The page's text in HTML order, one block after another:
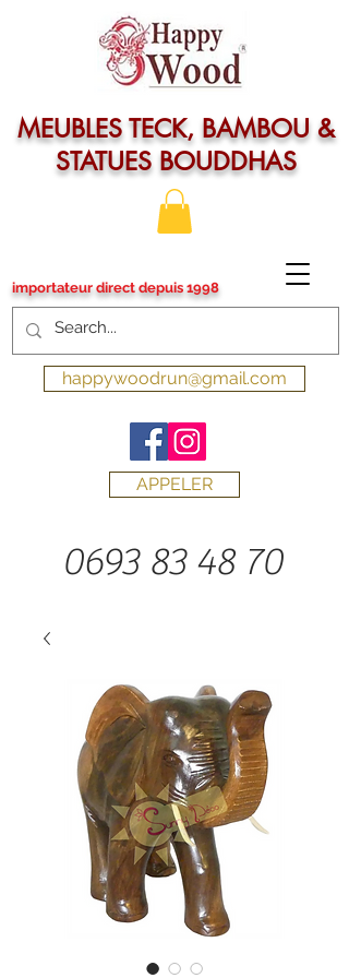
MEUBLES TECK, BAMBOU &
STATUES BOUDDHAS
importateur direct depuis 1998
happywoodrun@gmail.com
APPELER
0693 83 48 70